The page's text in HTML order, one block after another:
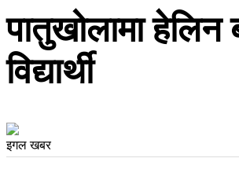
पातुखोलामा हेलिन
विद्यार्थी
इगल खबर